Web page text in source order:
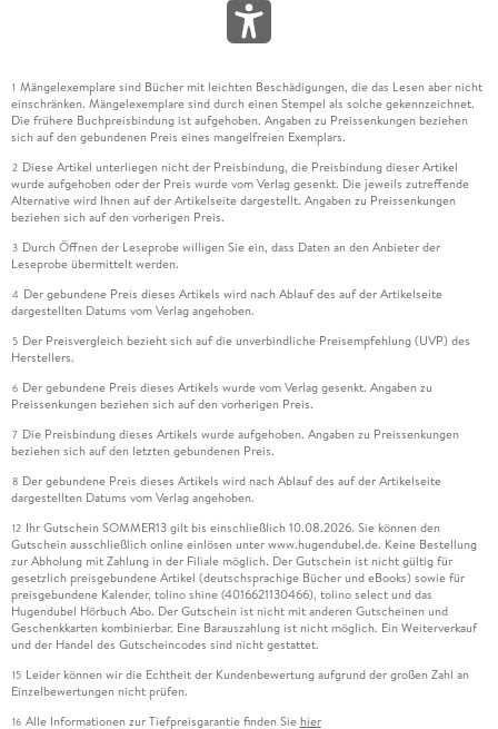
1 Mängelexemplare sind Bücher mit leichten Beschädigungen, die das Lesen aber nicht
einschränken. Mängelexemplare sind durch einen Stempel als solche gekennzeichnet.
Die frühere Buchpreisbindung ist aufgehoben. Angaben zu Preissenkungen beziehen
sich auf den gebundenen Preis eines mangelfreien Exemplars.
2 Diese Artikel unterliegen nicht der Preisbindung, die Preisbindung dieser Artikel
wurde aufgehoben oder der Preis wurde vom Verlag gesenkt. Die jeweils zutreffende
Alternative wird Ihnen auf der Artikelseite dargestellt. Angaben zu Preissenkungen
beziehen sich auf den vorherigen Preis.
3 Durch Öffnen der Leseprobe willigen Sie ein, dass Daten an den Anbieter der
Leseprobe übermittelt werden.
4 Der gebundene Preis dieses Artikels wird nach Ablauf des auf der Artikelseite
dargestellten Datums vom Verlag angehoben.
5 Der Preisvergleich bezieht sich auf die unverbindliche Preisempfehlung (UVP) des
Herstellers.
6 Der gebundene Preis dieses Artikels wurde vom Verlag gesenkt. Angaben zu
Preissenkungen beziehen sich auf den vorherigen Preis.
7 Die Preisbindung dieses Artikels wurde aufgehoben. Angaben zu Preissenkungen
beziehen sich auf den letzten gebundenen Preis.
8 Der gebundene Preis dieses Artikels wird nach Ablauf des auf der Artikelseite
dargestellten Datums vom Verlag angehoben.
12 Ihr Gutschein SOMMER13 gilt bis einschließlich 10.08.2026. Sie können den
Gutschein ausschließlich online einlösen unter www.hugendubel.de. Keine Bestellung
zur Abholung mit Zahlung in der Filiale möglich. Der Gutschein ist nicht gültig für
gesetzlich preisgebundene Artikel (deutschsprachige Bücher und eBooks) sowie für
preisgebundene Kalender, tolino shine (4016621130466), tolino select und das
Hugendubel Hörbuch Abo. Der Gutschein ist nicht mit anderen Gutscheinen und
Geschenkkarten kombinierbar. Eine Barauszahlung ist nicht möglich. Ein Weiterverkauf
und der Handel des Gutscheincodes sind nicht gestattet.
15 Leider können wir die Echtheit der Kundenbewertung aufgrund der großen Zahl an
Einzelbewertungen nicht prüfen.
16 Alle Informationen zur Tiefpreisgarantie finden Sie hier